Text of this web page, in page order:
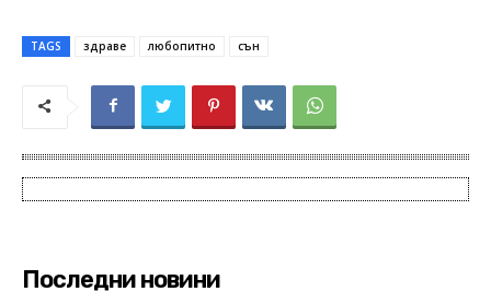
TAGS здраве любопитно сън
Последни новини